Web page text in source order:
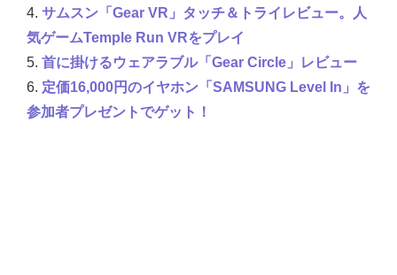
4. サムスン「Gear VR」タッチ＆トライレビュー。人
気ゲームTemple Run VRをプレイ
5. 首に掛けるウェアラブル「Gear Circle」レビュー
6. 定価16,000円のイヤホン「SAMSUNG Level In」を
参加者プレゼントでゲット！